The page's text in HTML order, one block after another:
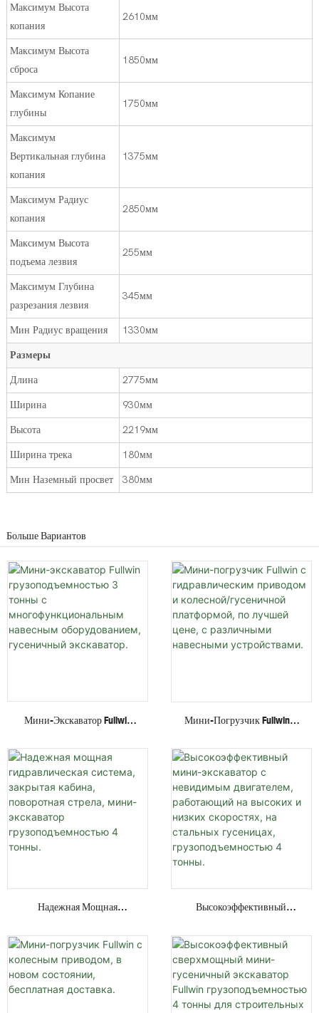
Максимум Высота
копания
2610мм
Максимум Высота
сброса
1850мм
Максимум Копание
глубины
1750мм
Максимум
Вертикальная глубина
копания
1375мм
Максимум Радиус
копания
2850мм
Максимум Высота
подъема лезвия
255мм
Максимум Глубина
разрезания лезвия
345мм
Мин Радиус вращения 1330мм
Размеры
Длина 2775мм
Ширина 930мм
Высота 2219мм
Ширина трека 180мм
Мин Наземный просвет 380мм
Больше Вариантов
Мини-Экскаватор Fullwin
Тонны С
Многофункциональным
Навесным Оборудованием,
Гусеничный Экскаватор.
Мини-Погрузчик Fullwin С
И Колесной/гусеничной
Платформой, По Лучшей
Цене, С Различными
Навесными Устройствами.
Надежная Мощная
Закрытая Кабина,
Поворотная Стрела, Мини-
Экскаватор
Грузоподъемностью 4
Тонны.
Высокоэффективный
Невидимым Двигателем,
Работающий На Высоких И
Низких Скоростях, На
Стальных Гусеницах,
Грузоподъемностью 4